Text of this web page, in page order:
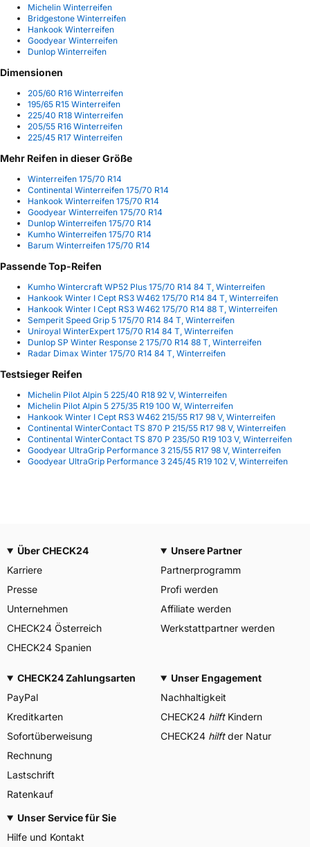
Michelin Winterreifen
Bridgestone Winterreifen
Hankook Winterreifen
Goodyear Winterreifen
Dunlop Winterreifen
Dimensionen
205/60 R16 Winterreifen
195/65 R15 Winterreifen
225/40 R18 Winterreifen
205/55 R16 Winterreifen
225/45 R17 Winterreifen
Mehr Reifen in dieser Größe
Winterreifen 175/70 R14
Continental Winterreifen 175/70 R14
Hankook Winterreifen 175/70 R14
Goodyear Winterreifen 175/70 R14
Dunlop Winterreifen 175/70 R14
Kumho Winterreifen 175/70 R14
Barum Winterreifen 175/70 R14
Passende Top-Reifen
Kumho Wintercraft WP52 Plus 175/70 R14 84 T, Winterreifen
Hankook Winter I Cept RS3 W462 175/70 R14 84 T, Winterreifen
Hankook Winter I Cept RS3 W462 175/70 R14 88 T, Winterreifen
Semperit Speed Grip 5 175/70 R14 84 T, Winterreifen
Uniroyal WinterExpert 175/70 R14 84 T, Winterreifen
Dunlop SP Winter Response 2 175/70 R14 88 T, Winterreifen
Radar Dimax Winter 175/70 R14 84 T, Winterreifen
Testsieger Reifen
Michelin Pilot Alpin 5 225/40 R18 92 V, Winterreifen
Michelin Pilot Alpin 5 275/35 R19 100 W, Winterreifen
Hankook Winter I Cept RS3 W462 215/55 R17 98 V, Winterreifen
Continental WinterContact TS 870 P 215/55 R17 98 V, Winterreifen
Continental WinterContact TS 870 P 235/50 R19 103 V, Winterreifen
Goodyear UltraGrip Performance 3 215/55 R17 98 V, Winterreifen
Goodyear UltraGrip Performance 3 245/45 R19 102 V, Winterreifen
Über CHECK24
Karriere
Presse
Unternehmen
CHECK24 Österreich
CHECK24 Spanien
Unsere Partner
Partnerprogramm
Profi werden
Affiliate werden
Werkstattpartner werden
CHECK24 Zahlungsarten
PayPal
Kreditkarten
Sofortüberweisung
Rechnung
Lastschrift
Ratenkauf
Unser Engagement
Nachhaltigkeit
CHECK24 hilftKindern
CHECK24 hilftder Natur
Unser Service für Sie
Hilfe und Kontakt